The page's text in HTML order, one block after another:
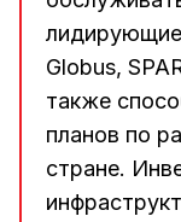
лидирующие
Globus,
также
планов по
стране.